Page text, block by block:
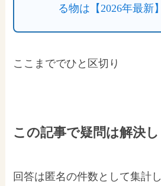
る物は【2026年最新】
ここまででひと区切り
この記事で疑問は解決
回答は匿名の件数として集計